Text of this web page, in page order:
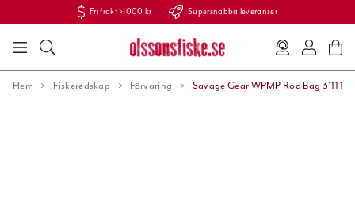
Fri frakt >1000 kr Supersnabba leveranser
Hem Fiskeredskap Förvaring Savage Gear WPMP Rod Bag 3`11